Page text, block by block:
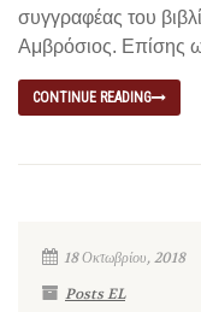
συγγραφέας του
Αμβρόσιος. Επίσης
CONTINUE READING
18 Οκτωβρίου, 2018
Posts EL